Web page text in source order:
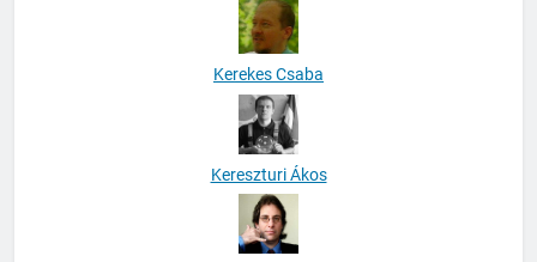
Kerekes Csaba
Kereszturi Ákos